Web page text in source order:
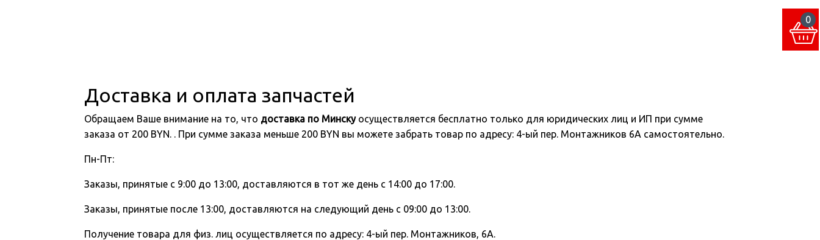
Доставка и оплата запчастей
Обращаем Ваше внимание на то, что доставка по Минскуосуществляется бесплатно только для юридических лиц и ИП при сумме
заказа от 200 BYN. . При сумме заказа меньше 200 BYN вы можете забрать товар по адресу: 4-ый пер. Монтажников 6А самостоятельно.
Пн-Пт:
Заказы, принятые с 9:00 до 13:00, доставляются в тот же день с 14:00 до 17:00.
Заказы, принятые после 13:00, доставляются на следующий день с 09:00 до 13:00.
Получение товара для физ. лиц осуществляется по адресу: 4-ый пер. Монтажников, 6А.
0